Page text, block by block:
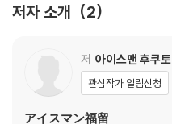
에이도 | 스토냉과 | 다카다아이스
북극 | 고토부키카이칸 | 다이자
이스크림 | 모리와카호코쿠도 |
치노에키 아이노쓰치야마 | 마키
저자 소개 2
저 아이스맨 후쿠
관심작가 알림신청
アイスマン福留